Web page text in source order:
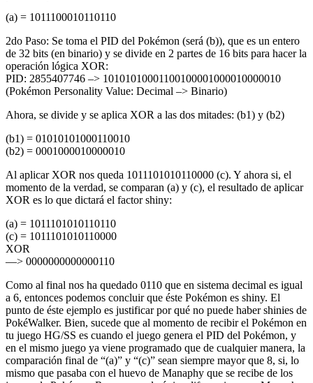
(a) = 1011100010110110
2do Paso: Se toma el PID del Pokémon (será (b)), que es un entero
de 32 bits (en binario) y se divide en 2 partes de 16 bits para hacer la
operación lógica XOR:
PID: 2855407746 –> 10101010001100100001000010000010
(Pokémon Personality Value: Decimal –> Binario)
Ahora, se divide y se aplica XOR a las dos mitades: (b1) y (b2)
(b1) = 01010101000110010
(b2) = 0001000010000010
Al aplicar XOR nos queda 1011101010110000 (c). Y ahora si, el
momento de la verdad, se comparan (a) y (c), el resultado de aplicar
XOR es lo que dictará el factor shiny:
(a) = 1011101010110110
(c) = 1011101010110000
XOR
—> 0000000000000110
Como al final nos ha quedado 0110 que en sistema decimal es igual
a 6, entonces podemos concluir que éste Pokémon es shiny. El
punto de éste ejemplo es justificar por qué no puede haber shinies de
PokéWalker. Bien, sucede que al momento de recibir el Pokémon en
tu juego HG/SS es cuando el juego genera el PID del Pokémon, y
en el mismo juego ya viene programado que de cualquier manera, la
comparación final de “(a)” y “(c)” sean siempre mayor que 8, si, lo
mismo que pasaba con el huevo de Manaphy que se recibe de los